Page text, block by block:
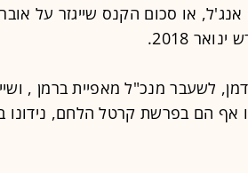
אנג'ל, או סכום הקנס שייגזר על
2018.
לשעבר מנכ"ל מאפיית ברמן ,